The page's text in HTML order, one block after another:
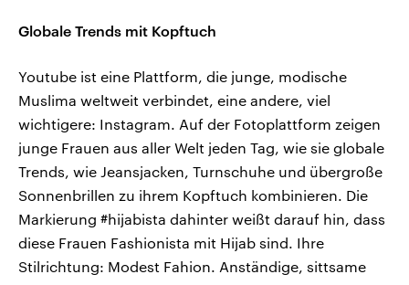
Globale Trends mit Kopftuch
Youtube ist eine Plattform, die junge, modische
Muslima weltweit verbindet, eine andere, viel
wichtigere: Instagram. Auf der Fotoplattform zeigen
junge Frauen aus aller Welt jeden Tag, wie sie globale
Trends, wie Jeansjacken, Turnschuhe und übergroße
Sonnenbrillen zu ihrem Kopftuch kombinieren. Die
Markierung #hijabista dahinter weißt darauf hin, dass
diese Frauen Fashionista mit Hijab sind. Ihre
Stilrichtung: Modest Fahion. Anständige, sittsame